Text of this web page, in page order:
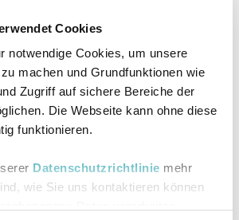
Cookies
notwendige Cookies, um unsere
machen und Grundfunktionen wie
Zugriff auf sichere Bereiche der
Die Webseite kann ohne diese
funktionieren.
Datenschutzrichtlinie mehr
wie Sie uns kontaktieren können